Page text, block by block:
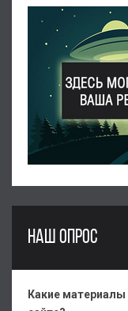
НАШ ОПРОС
Какие